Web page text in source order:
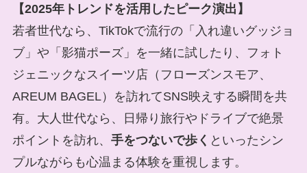
【2025年トレンドを活用したピーク演出】
若者世代なら、TikTokで流行の「入れ違いグッジョ
ブ」や「影猫ポーズ」を一緒に試したり、フォト
ジェニックなスイーツ店（フローズンスモア、
AREUM BAGEL）を訪れてSNS映えする瞬間を共
有。大人世代なら、日帰り旅行やドライブで絶景
ポイントを訪れ、 手をつないで歩く といったシン
プルながらも心温まる体験を重視します。